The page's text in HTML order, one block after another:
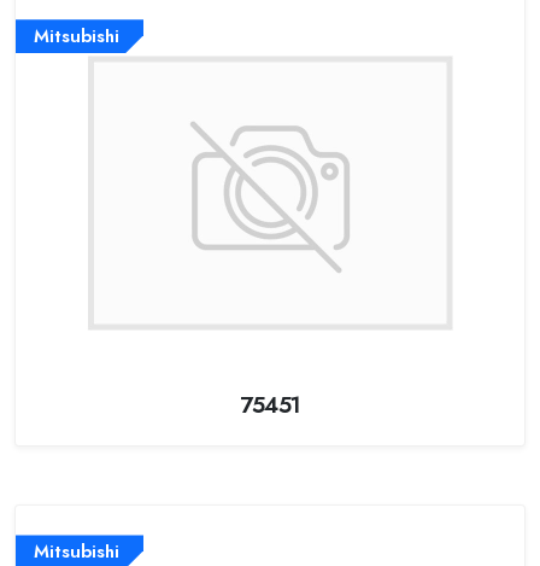
Mitsubishi
75451
Mitsubishi